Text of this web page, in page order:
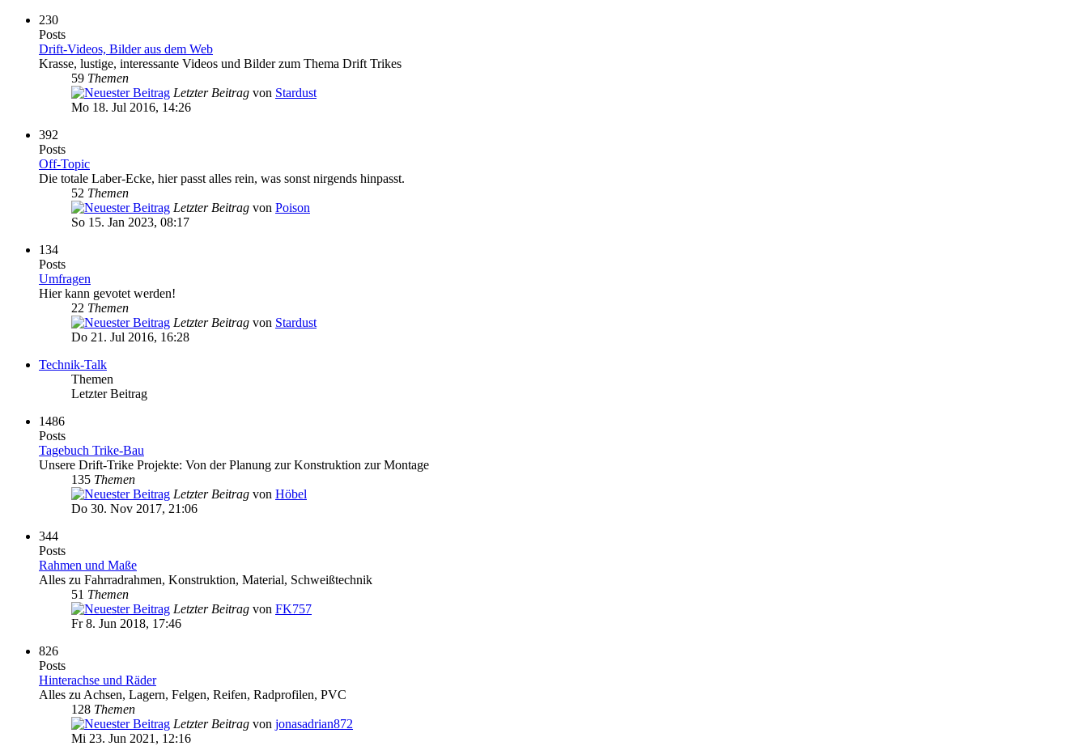
230
Posts
Drift-Videos, Bilder aus dem Web
Krasse, lustige, interessante Videos und Bilder zum Thema Drift Trikes
59 Themen
Letzter Beitrag von Stardust
Mo 18. Jul 2016, 14:26
392
Posts
Off-Topic
Die totale Laber-Ecke, hier passt alles rein, was sonst nirgends hinpasst.
52 Themen
Letzter Beitrag von Poison
So 15. Jan 2023, 08:17
134
Posts
Umfragen
Hier kann gevotet werden!
22 Themen
Letzter Beitrag von Stardust
Do 21. Jul 2016, 16:28
Technik-Talk
Themen
Letzter Beitrag
1486
Posts
Tagebuch Trike-Bau
Unsere Drift-Trike Projekte: Von der Planung zur Konstruktion zur Montage
135 Themen
Letzter Beitrag von Höbel
Do 30. Nov 2017, 21:06
344
Posts
Rahmen und Maße
Alles zu Fahrradrahmen, Konstruktion, Material, Schweißtechnik
51 Themen
Letzter Beitrag von FK757
Fr 8. Jun 2018, 17:46
826
Posts
Hinterachse und Räder
Alles zu Achsen, Lagern, Felgen, Reifen, Radprofilen, PVC
128 Themen
Letzter Beitrag von jonasadrian872
Mi 23. Jun 2021, 12:16